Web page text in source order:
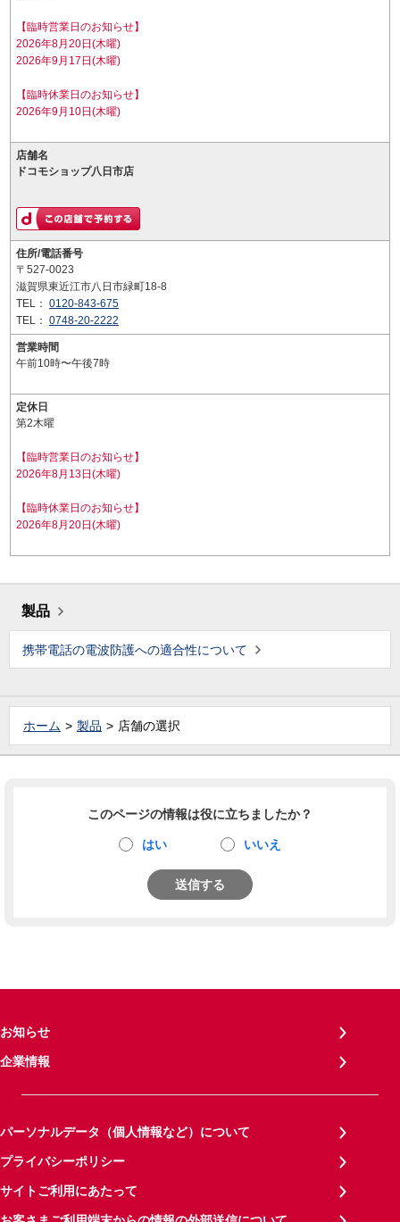
【臨時営業日のお知らせ】
2026年8月20日(木曜)
2026年9月17日(木曜)
【臨時休業日のお知らせ】
2026年9月10日(木曜)
店舗名
ドコモショップ八日市店
住所/電話番号
〒527-0023
滋賀県東近江市八日市緑町18-8
TEL： 0120-843-675
TEL： 0748-20-2222
営業時間
午前10時〜午後7時
定休日
第2木曜
【臨時営業日のお知らせ】
2026年8月13日(木曜)
【臨時休業日のお知らせ】
2026年8月20日(木曜)
製品
携帯電話の電波防護への適合性について
ホーム 製品 店舗の選択
このページの情報は役に立ちましたか？
はい いいえ
送信する
お知らせ
企業情報
パーソナルデータ（個人情報など）について
プライバシーポリシー
サイトご利用にあたって